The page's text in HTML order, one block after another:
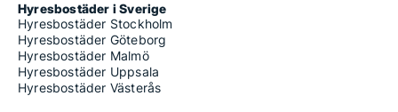
Hyresbostäder i Sverige
Hyresbostäder Stockholm
Hyresbostäder Göteborg
Hyresbostäder Malmö
Hyresbostäder Uppsala
Hyresbostäder Västerås